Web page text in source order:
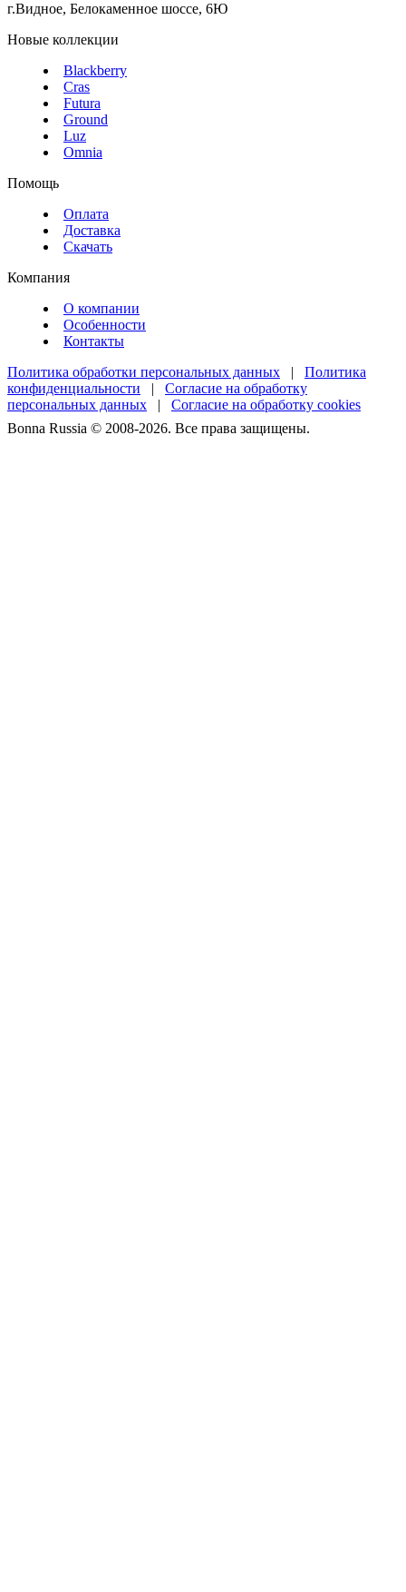
г.Видное, Белокаменное шоссе, 6Ю
Новые коллекции
Blackberry
Cras
Futura
Ground
Luz
Omnia
Помощь
Оплата
Доставка
Скачать
Компания
О компании
Особенности
Контакты
Политика обработки персональных данных | Политика
конфиденциальности | Согласие на обработку
персональных данных | Согласие на обработку cookies
Bonna Russia © 2008-2026. Все права защищены.